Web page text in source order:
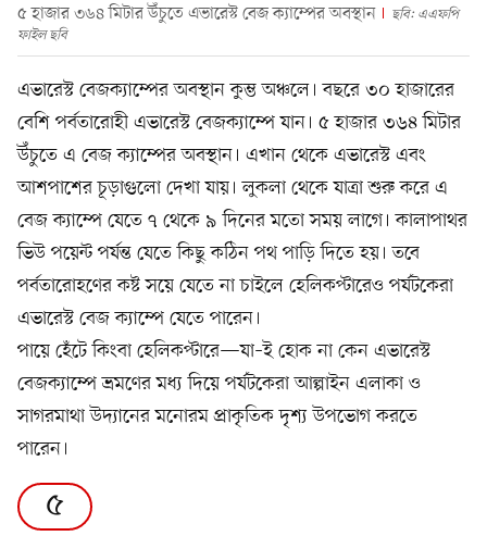
৫ হাজার ৩৬৪ মিটার উঁচুতে এভারেস্ট বেজ ক্যাম্পের অবস্থান
ছবি: এএফপি
ফাইল ছবি
এভারেস্ট বেজক্যাম্পের অবস্থান কুম্ভ অঞ্চলে। বছরে ৩০ হাজারের
বেশি পর্বতারোহী এভারেস্ট বেজক্যাম্পে যান। ৫ হাজার ৩৬৪ মিটার
উঁচুতে এ বেজ ক্যাম্পের অবস্থান। এখান থেকে এভারেস্ট এবং
আশপাশের চূড়াগুলো দেখা যায়। লুকলা থেকে যাত্রা শুরু করে এ
বেজ ক্যাম্পে যেতে ৭ থেকে ৯ দিনের মতো সময় লাগে। কালাপাথর
ভিউ পয়েন্ট পর্যন্ত যেতে কিছু কঠিন পথ পাড়ি দিতে হয়। তবে
পর্বতারোহণের কষ্ট সয়ে যেতে না চাইলে হেলিকপ্টারেও পর্যটকেরা
এভারেস্ট বেজ ক্যাম্পে যেতে পারেন।
পায়ে হেঁটে কিংবা হেলিকপ্টারে—যা–ই হোক না কেন এভারেস্ট
বেজক্যাম্পে ভ্রমণের মধ্য দিয়ে পর্যটকেরা আল্পাইন এলাকা ও
সাগরমাথা উদ্যানের মনোরম প্রাকৃতিক দৃশ্য উপভোগ করতে
পারেন।
৫